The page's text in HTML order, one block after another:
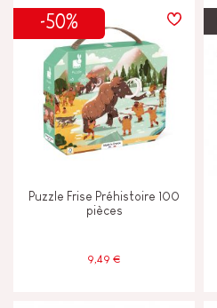
2-3 2 - 3 ans
4-5 4 - 5 ans
6-7 6 - 7 ans
-50%
Puzzle Frise Préhistoire 100
pièces
9,49 €